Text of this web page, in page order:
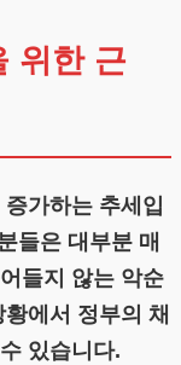
위한 근
가하는 추세입
들은 대부분 매
들지 않는 악순
에서 정부의 채
있습니다.